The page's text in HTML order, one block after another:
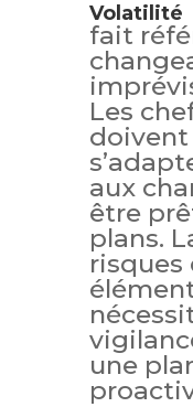
Volatilité
fait
Les
doivent
aux
être
plans.
risques
une